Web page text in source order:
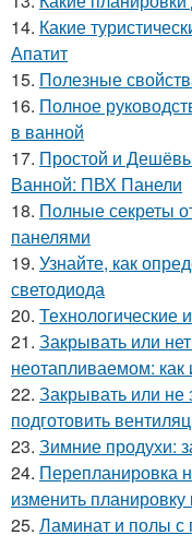
14. Какие
Апатит
15. Полезные
16. Полное
в ванной
17. Простой и
Ванной: ПВХ Панели
18. Полные секреты
панелями
19. Узнайте, как
светодиода
20. Технологические
21. Закрывать или
неотапливаемом: как
22. Закрывать или не
подготовить
23. Зимние продухи:
24. Перепланировка
изменить
25. Ламинат и полы с